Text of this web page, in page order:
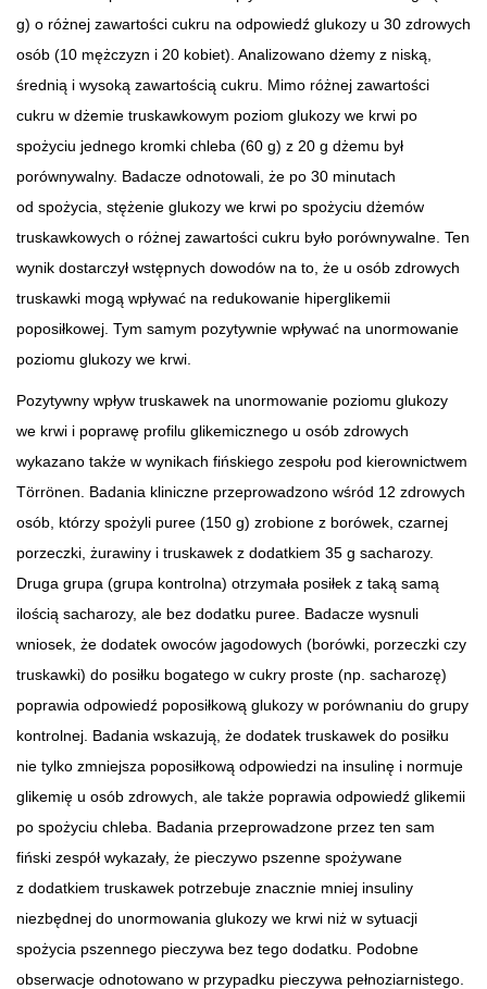
g) o różnej zawartości cukru na odpowiedź glukozy u 30 zdrowych
osób (10 mężczyzn i 20 kobiet). Analizowano dżemy z niską,
średnią i wysoką zawartością cukru. Mimo różnej zawartości
cukru w dżemie truskawkowym poziom glukozy we krwi po
spożyciu jednego kromki chleba (60 g) z 20 g dżemu był
porównywalny. Badacze odnotowali, że po 30 minutach
od spożycia, stężenie glukozy we krwi po spożyciu dżemów
truskawkowych o różnej zawartości cukru było porównywalne. Ten
wynik dostarczył wstępnych dowodów na to, że u osób zdrowych
truskawki mogą wpływać na redukowanie hiperglikemii
poposiłkowej. Tym samym pozytywnie wpływać na unormowanie
poziomu glukozy we krwi.
Pozytywny wpływ truskawek na unormowanie poziomu glukozy
we krwi i poprawę profilu glikemicznego u osób zdrowych
wykazano także w wynikach fińskiego zespołu pod kierownictwem
Törrönen. Badania kliniczne przeprowadzono wśród 12 zdrowych
osób, którzy spożyli puree (150 g) zrobione z borówek, czarnej
porzeczki, żurawiny i truskawek z dodatkiem 35 g sacharozy.
Druga grupa (grupa kontrolna) otrzymała posiłek z taką samą
ilością sacharozy, ale bez dodatku puree. Badacze wysnuli
wniosek, że dodatek owoców jagodowych (borówki, porzeczki czy
truskawki) do posiłku bogatego w cukry proste (np. sacharozę)
poprawia odpowiedź poposiłkową glukozy w porównaniu do grupy
kontrolnej. Badania wskazują, że dodatek truskawek do posiłku
nie tylko zmniejsza poposiłkową odpowiedzi na insulinę i normuje
glikemię u osób zdrowych, ale także poprawia odpowiedź glikemii
po spożyciu chleba. Badania przeprowadzone przez ten sam
fiński zespół wykazały, że pieczywo pszenne spożywane
z dodatkiem truskawek potrzebuje znacznie mniej insuliny
niezbędnej do unormowania glukozy we krwi niż w sytuacji
spożycia pszennego pieczywa bez tego dodatku. Podobne
obserwacje odnotowano w przypadku pieczywa pełnoziarnistego.